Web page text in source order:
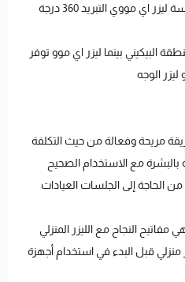
ليزر ملاي التبريد 180 درجة نصف العدسة ليزر اي مووي التبريد 360 درجة
البيكيني بينما ليزر اي موو توفر
الوجه
مريحة وفعالة من حيث التكلفة
بالبشرة مع الاستخدام الصحيح
الحاجة إلى الجلسات العيادات
مفاتيح النجاح مع الليزر المنزلي
قبل البدء في استخدام أجهزة